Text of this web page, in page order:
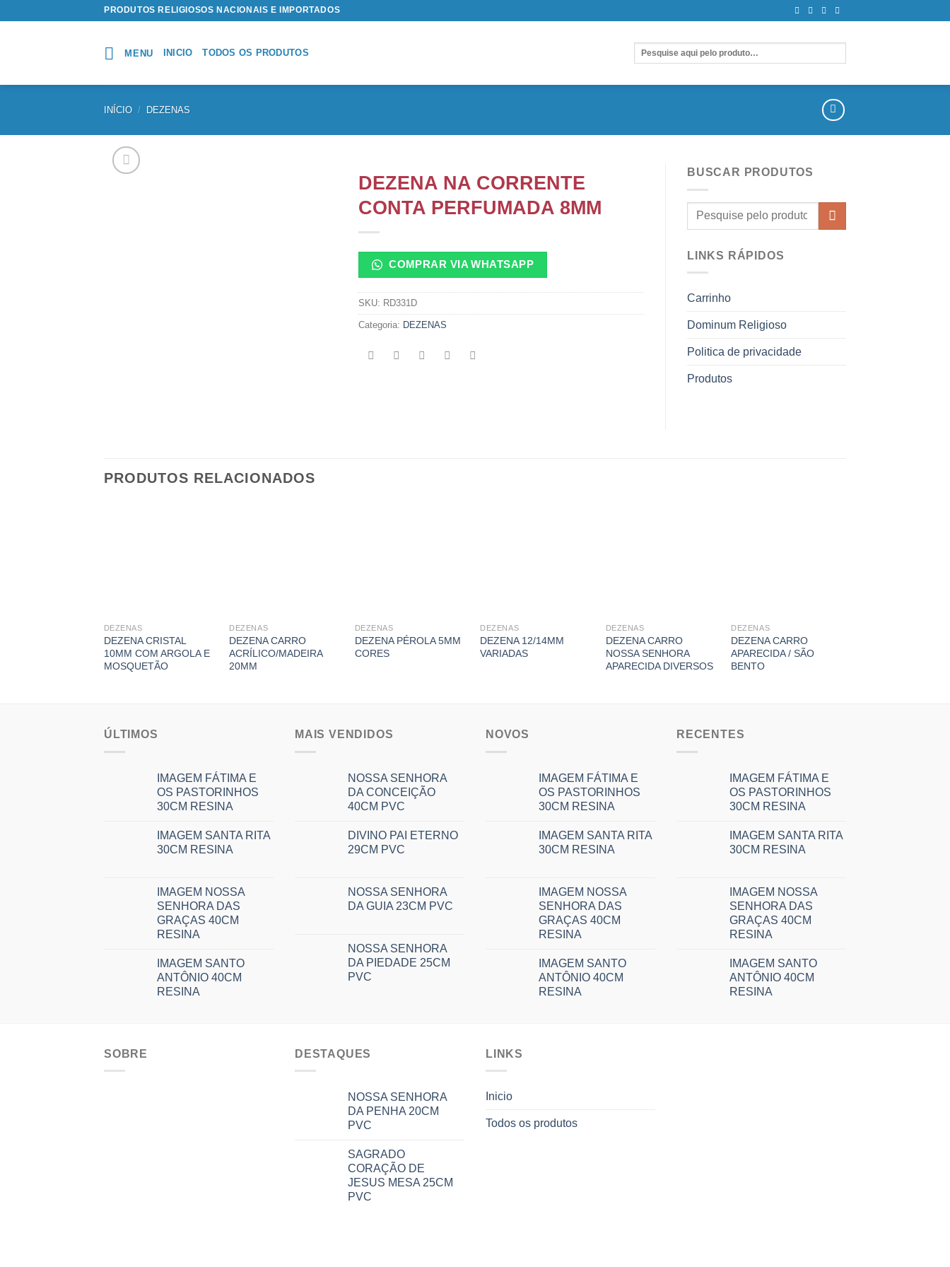
PRODUTOS RELIGIOSOS NACIONAIS E IMPORTADOS
MENU INICIO TODOS OS PRODUTOS
INÍCIO / DEZENAS
DEZENA NA CORRENTE
CONTA PERFUMADA 8MM
COMPRAR VIA WHATSAPP
SKU: RD331D
Categoria: DEZENAS
BUSCAR PRODUTOS
LINKS RÁPIDOS
Carrinho
Dominum Religioso
Politica de privacidade
Produtos
PRODUTOS RELACIONADOS
DEZENAS
DEZENA CRISTAL
10MM COM ARGOLA E
MOSQUETÃO
DEZENAS
DEZENA CARRO
ACRÍLICO/MADEIRA
20MM
DEZENAS
DEZENA PÉROLA 5MM
CORES
DEZENAS
DEZENA 12/14MM
VARIADAS
DEZENAS
DEZENA CARRO
NOSSA SENHORA
APARECIDA DIVERSOS
DEZENAS
DEZENA CARRO
APARECIDA / SÃO
BENTO
ÚLTIMOS
IMAGEM FÁTIMA E
OS PASTORINHOS
30CM RESINA
IMAGEM SANTA RITA
30CM RESINA
IMAGEM NOSSA
SENHORA DAS
GRAÇAS 40CM
RESINA
IMAGEM SANTO
ANTÔNIO 40CM
RESINA
MAIS VENDIDOS
NOSSA SENHORA
DA CONCEIÇÃO
40CM PVC
DIVINO PAI ETERNO
29CM PVC
NOSSA SENHORA
DA GUIA 23CM PVC
NOSSA SENHORA
DA PIEDADE 25CM
PVC
NOVOS
IMAGEM FÁTIMA E
OS PASTORINHOS
30CM RESINA
IMAGEM SANTA RITA
30CM RESINA
IMAGEM NOSSA
SENHORA DAS
GRAÇAS 40CM
RESINA
IMAGEM SANTO
ANTÔNIO 40CM
RESINA
RECENTES
IMAGEM FÁTIMA E
OS PASTORINHOS
30CM RESINA
IMAGEM SANTA RITA
30CM RESINA
IMAGEM NOSSA
SENHORA DAS
GRAÇAS 40CM
RESINA
IMAGEM SANTO
ANTÔNIO 40CM
RESINA
SOBRE DESTAQUES
NOSSA SENHORA
DA PENHA 20CM
PVC
SAGRADO
CORAÇÃO DE
JESUS MESA 25CM
PVC
LINKS
Inicio
Todos os produtos